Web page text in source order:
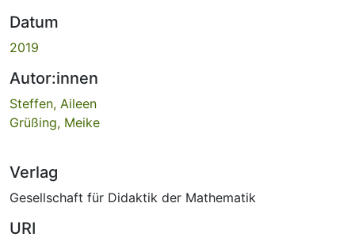
Datum
2019
Autor:innen
Steffen, Aileen
Grüßing, Meike
Verlag
Gesellschaft für Didaktik der Mathematik
URI